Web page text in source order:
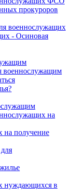
прокуроров
военнослужащих
- Осиновая
военнослужащим
на
на получение
нуждающихся в